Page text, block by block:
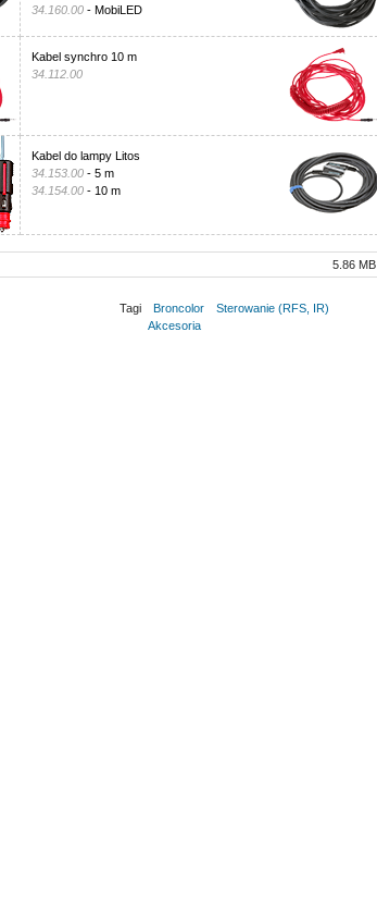
34.160.00 - MobiLED
Kabel synchro 10 m
34.112.00
Kabel do lampy Litos
34.153.00 - 5 m
34.154.00 - 10 m
5.86 MB
Tagi Broncolor
Sterowanie (RFS, IR)
Akcesoria